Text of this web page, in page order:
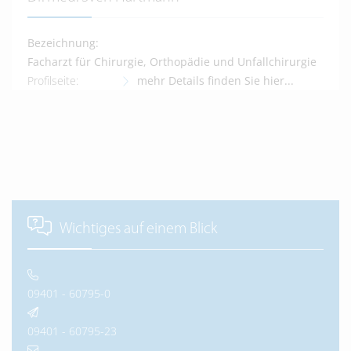
Bezeichnung:
Facharzt für Chirurgie, Orthopädie und Unfallchirurgie
Profilseite:
mehr Details finden Sie hier...
Wichtiges auf einem Blick
09401 - 60795-0
09401 - 60795-23